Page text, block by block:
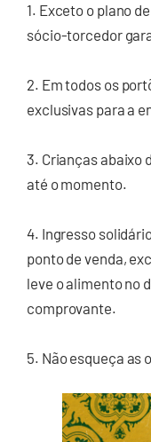
1. Exceto o plano
sócio-torcedor
2. Em todos os
exclusivas para a
3. Crianças abaixo
até o momento.
4. Ingresso
ponto de venda,
leve o alimento no
comprovante.
5. Não esqueça as